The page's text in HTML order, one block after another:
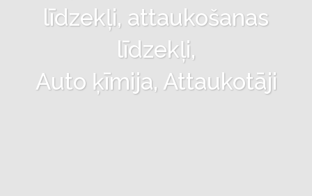
līdzekļi, attaukošanas
līdzekļi,
Auto ķīmija, Attaukotāji